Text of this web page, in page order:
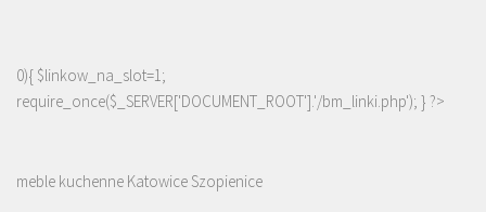
0){ $linkow_na_slot=1;
require_once($_SERVER['DOCUMENT_ROOT'].'/bm_linki.php'); } ?>
meble kuchenne Katowice Szopienice